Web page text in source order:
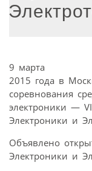
9 марта
2015 года в
соревнования
электроники —
Электроники и
Объявлено
Электроники и